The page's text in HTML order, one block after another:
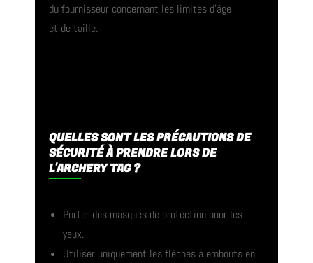
du fournisseur concernant les limites d’âge
et de taille.
QUELLES SONT LES PRÉCAUTIONS DE
SÉCURITÉ À PRENDRE LORS DE
L'ARCHERY TAG ?
Porter des masques de protection pour les
yeux.
Utiliser uniquement les flèches à embouts en